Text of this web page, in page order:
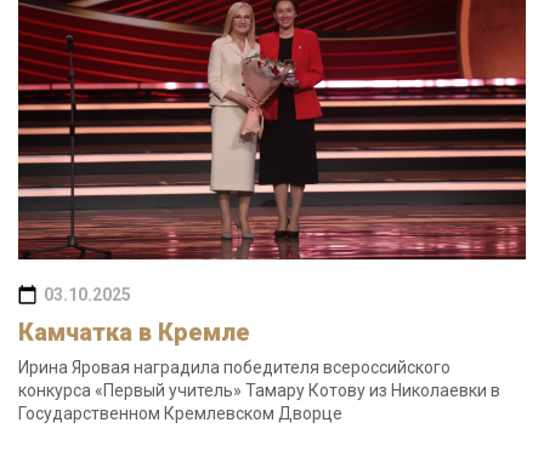
03.10.2025
Камчатка в Кремле
Ирина Яровая наградила победителя всероссийского
конкурса «Первый учитель» Тамару Котову из Николаевки в
Государственном Кремлевском Дворце